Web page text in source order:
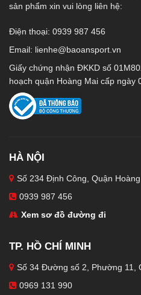
sản phẩm xin vui lòng liên hệ:
Điện thoại: 0939 987 456
Email: lienhe@baoansport.vn
Giấy chứng nhận ĐKKD số
hoạch quận Hoàng Mai cấp ngày
HÀ NỘI
Số 234 Định Công, Quận
0939 987 456
Xem sơ đồ đường đi
TP. HỒ CHÍ MINH
Số 34 Đường số 2, Phường 11,
0969 131 990